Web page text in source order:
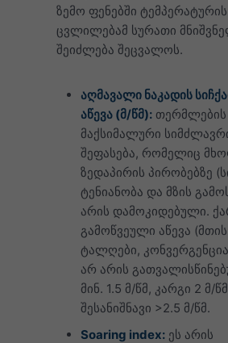
ზემო ფენებში ტემპერატურის
ცვლილებამ სურათი
შეიძლება შეცვალოს.
აღმავალი ნაკადის
აწევა (მ/წმ): თერმლების
მაქსიმალური
შეფასება, რომელიც
ზედაპირის პირობებზე
ტენიანობა და მზის
არის დამოკიდებული.
გამოწვეული აწევა (მთის
ტალღები,
არ არის
მინ. 1.5 მ/წმ, კარგი 2 მ/
შესანიშნავი >2.5 მ/წმ.
Soaring index: ეს არის